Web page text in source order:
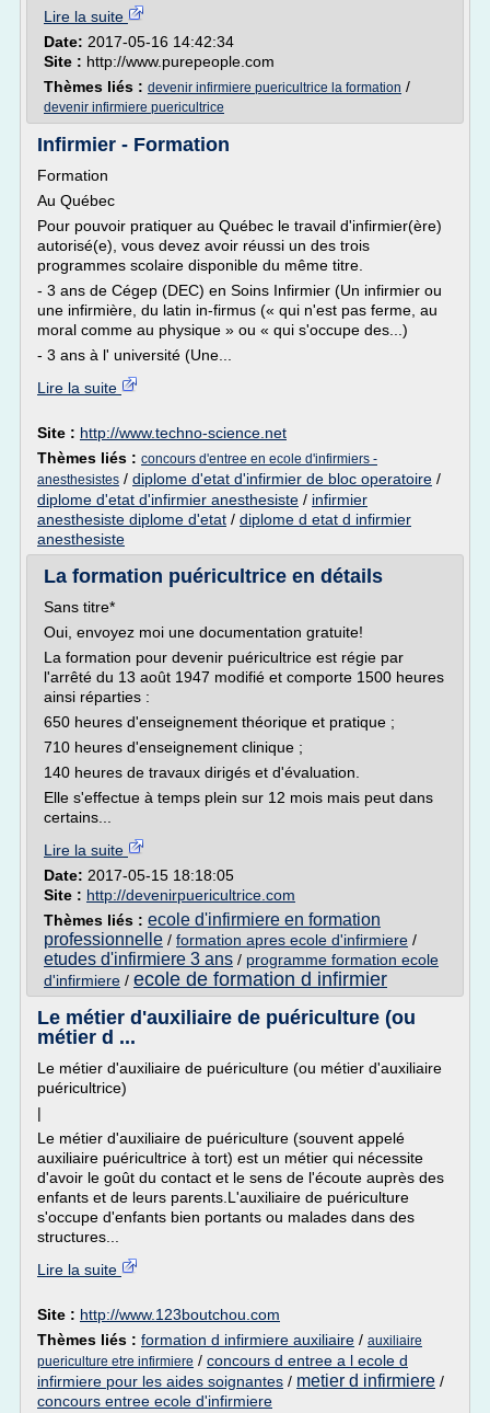
Lire la suite
Date: 2017-05-16 14:42:34
Site : http://www.purepeople.com
Thèmes liés : devenir infirmiere puericultrice la formation /
devenir infirmiere puericultrice
Infirmier - Formation
Formation
Au Québec
Pour pouvoir pratiquer au Québec le travail d'infirmier(ère)
autorisé(e), vous devez avoir réussi un des trois
programmes scolaire disponible du même titre.
- 3 ans de Cégep (DEC) en Soins Infirmier (Un infirmier ou
une infirmière, du latin in-firmus (« qui n'est pas ferme, au
moral comme au physique » ou « qui s'occupe des...)
- 3 ans à l' université (Une...
Lire la suite
Site : http://www.techno-science.net
Thèmes liés : concours d'entree en ecole d'infirmiers -
anesthesistes / diplome d'etat d'infirmier de bloc operatoire /
diplome d'etat d'infirmier anesthesiste / infirmier
anesthesiste diplome d'etat / diplome d etat d infirmier
anesthesiste
La formation puéricultrice en détails
Sans titre*
Oui, envoyez moi une documentation gratuite!
La formation pour devenir puéricultrice est régie par
l'arrêté du 13 août 1947 modifié et comporte 1500 heures
ainsi réparties :
650 heures d'enseignement théorique et pratique ;
710 heures d'enseignement clinique ;
140 heures de travaux dirigés et d'évaluation.
Elle s'effectue à temps plein sur 12 mois mais peut dans
certains...
Lire la suite
Date: 2017-05-15 18:18:05
Site : http://devenirpuericultrice.com
Thèmes liés : ecole d'infirmiere en formation
professionnelle / formation apres ecole d'infirmiere /
etudes d'infirmiere 3 ans / programme formation ecole
d'infirmiere / ecole de formation d infirmier
Le métier d'auxiliaire de puériculture (ou
métier d ...
Le métier d'auxiliaire de puériculture (ou métier d'auxiliaire
puéricultrice)
|
Le métier d'auxiliaire de puériculture (souvent appelé
auxiliaire puéricultrice à tort) est un métier qui nécessite
d'avoir le goût du contact et le sens de l'écoute auprès des
enfants et de leurs parents.L'auxiliaire de puériculture
s'occupe d'enfants bien portants ou malades dans des
structures...
Lire la suite
Site : http://www.123boutchou.com
Thèmes liés : formation d infirmiere auxiliaire / auxiliaire
puericulture etre infirmiere / concours d entree a l ecole d
infirmiere pour les aides soignantes / metier d infirmiere /
concours entree ecole d'infirmiere